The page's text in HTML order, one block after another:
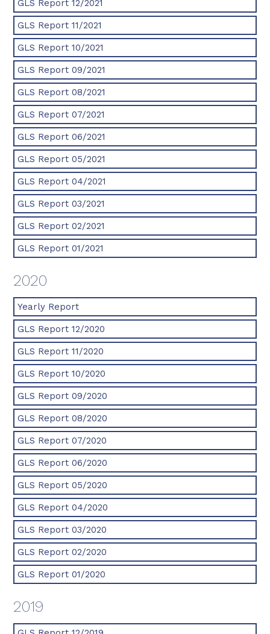
GLS Report 12/2021
GLS Report 11/2021
GLS Report 10/2021
GLS Report 09/2021
GLS Report 08/2021
GLS Report 07/2021
GLS Report 06/2021
GLS Report 05/2021
GLS Report 04/2021
GLS Report 03/2021
GLS Report 02/2021
GLS Report 01/2021
2020
Yearly Report
GLS Report 12/2020
GLS Report 11/2020
GLS Report 10/2020
GLS Report 09/2020
GLS Report 08/2020
GLS Report 07/2020
GLS Report 06/2020
GLS Report 05/2020
GLS Report 04/2020
GLS Report 03/2020
GLS Report 02/2020
GLS Report 01/2020
2019